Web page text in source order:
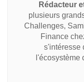
Rédacteur
plusieurs
Challenges,
Finance
s'intéresse
l'écosystème